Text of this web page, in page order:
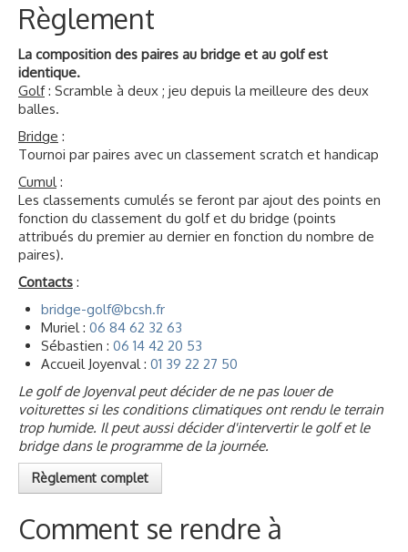
Règlement
La composition des paires au bridge et au golf est
identique.
Golf: Scramble à deux ; jeu depuis la meilleure des deux
balles.
Bridge :
Tournoi par paires avec un classement scratch et handicap
Cumul:
Les classements cumulés se feront par ajout des points en
fonction du classement du golf et du bridge (points
attribués du premier au dernier en fonction du nombre de
paires).
Contacts :
bridge-golf@bcsh.fr
Muriel : 06 84 62 32 63
Sébastien : 06 14 42 20 53
Accueil Joyenval : 01 39 22 27 50
Le golf de Joyenval peut décider de ne pas louer de
voiturettes si les conditions climatiques ont rendu le terrain
trop humide. Il peut aussi décider d'intervertir le golf et le
bridge dans le programme de la journée.
Règlement complet
Comment se rendre à